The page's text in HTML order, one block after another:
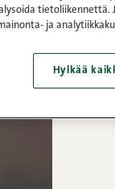
ja
Hylkää